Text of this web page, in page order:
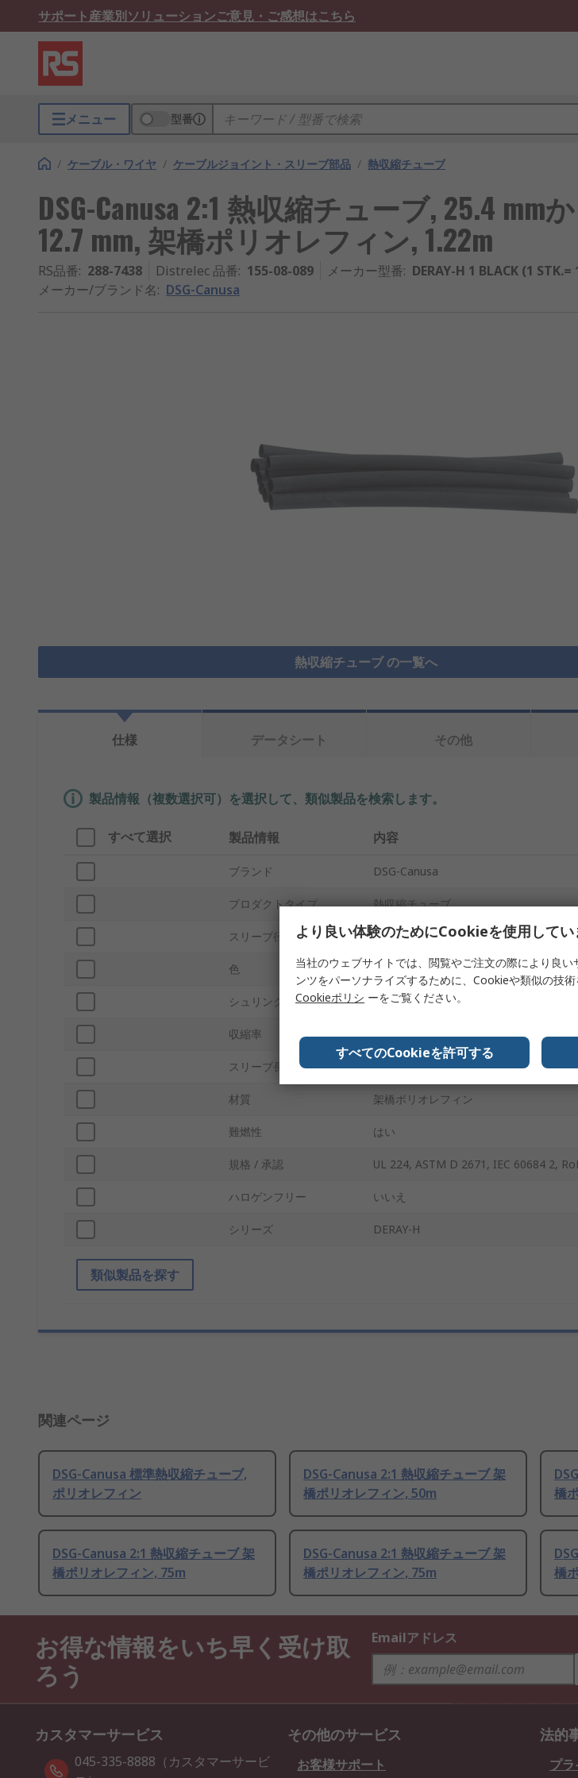
サポート産業別ソリューションご意見・ご感想はこちら
メニュー 型番
/ ケーブル・ワイヤ / ケーブルジョイント・スリーブ部品 / 熱収縮チューブ
DSG-Canusa 2:1 熱収縮チューブ, 25.4 mm
12.7 mm, 架橋ポリオレフィン, 1.22m
RS品番: 288-7438 Distrelec 品番: 155-08-089 メーカー型番: DERAY-H 1 BLACK (1 STK.=
メーカー/ブランド名: DSG-Canusa
熱収縮チューブ の一覧へ
仕様 データシート その他
製品情報（複数選択可）を選択して、類似製品を検索します。
すべて選択 製品情報 内容
ブランド DSG-Canusa
プロダクトタイプ 熱収縮チューブ
スリーブ径 25.4mm
色 黒
シュリンク径 12.7mm
収縮率 2:1
スリーブ長さ 1.22m
材質 架橋ポリオレフィン
難燃性 はい
規格 / 承認 UL 224, ASTM D 2671, IEC 60684 2,
ハロゲンフリー いいえ
シリーズ DERAY-H
類似製品を探す
関連ページ
DSG-Canusa 標準熱収縮チューブ,
ポリオレフィン
DSG-Canusa 2:1 熱収縮チューブ 架
橋ポリオレフィン, 50m
橋
DSG-Canusa 2:1 熱収縮チューブ 架
橋ポリオレフィン, 75m
DSG-Canusa 2:1 熱収縮チューブ 架
橋ポリオレフィン, 75m
橋
お得な情報をいち早く受け取
ろう
Emailアドレス
カスタマーサービス
045-335-8888（カスタマーサービ
その他のサービス
お客様サポート
法的
プ
より良い体験のためにCookieを使用してい
当社のウェブサイトでは、閲覧やご注文の際により良
ンツをパーソナライズするために、Cookieや類似の技
Cookieポリシ ーをご覧ください。
すべてのCookieを許可する